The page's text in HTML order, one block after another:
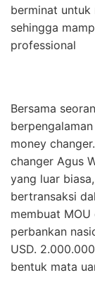
berminat untuk
sehingga
professional
Bersama
money
changer Agus
yang luar
bertransaksi
membuat
perbankan
USD.
bentuk mata